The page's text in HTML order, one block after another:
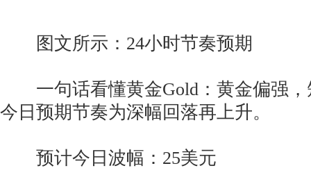
图文所示：24小时节奏预期
一句话看懂黄金Gold：黄金偏强，
今日预期节奏为深幅回落再上升。
预计今日波幅：25美元